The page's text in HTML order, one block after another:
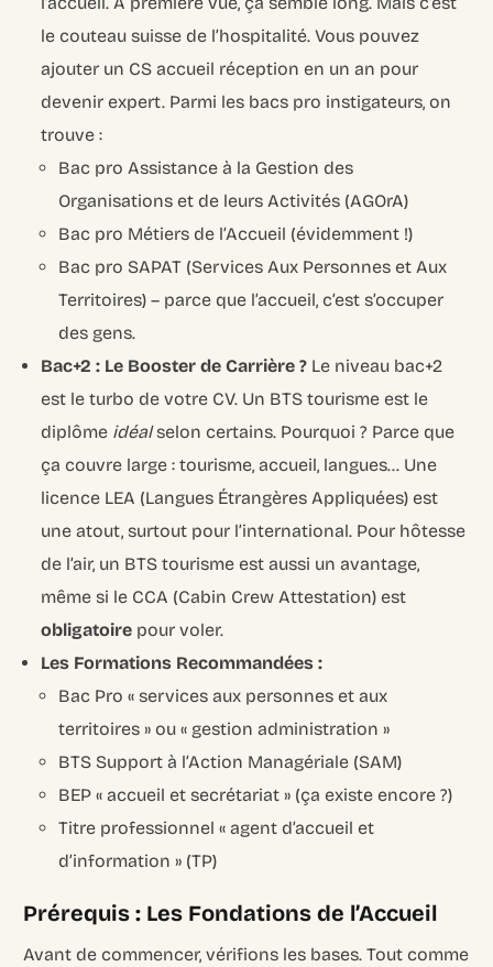
le couteau suisse de l’hospitalité. Vous pouvez
ajouter un CS accueil réception en un an pour
devenir expert. Parmi les bacs pro instigateurs, on
trouve :
Bac pro Assistance à la Gestion des
Organisations et de leurs Activités (AGOrA)
Bac pro Métiers de l’Accueil (évidemment !)
Bac pro SAPAT (Services Aux Personnes et Aux
Territoires) – parce que l’accueil, c’est s’occuper
des gens.
Bac+2 : Le Booster de Carrière ? Le niveau bac+2
est le turbo de votre CV. Un BTS tourisme est le
diplôme idéalselon certains. Pourquoi ? Parce que
ça couvre large : tourisme, accueil, langues… Une
licence LEA (Langues Étrangères Appliquées) est
une atout, surtout pour l’international. Pour hôtesse
de l’air, un BTS tourisme est aussi un avantage,
même si le CCA (Cabin Crew Attestation) est
obligatoire pour voler.
Les Formations Recommandées :
Bac Pro « services aux personnes et aux
territoires » ou « gestion administration »
BTS Support à l’Action Managériale (SAM)
BEP « accueil et secrétariat » (ça existe encore ?)
Titre professionnel « agent d’accueil et
d’information » (TP)
Prérequis : Les Fondations de l’Accueil
Avant de commencer, vérifions les bases. Tout comme